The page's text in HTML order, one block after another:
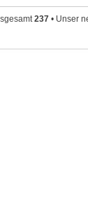
237 • Unser